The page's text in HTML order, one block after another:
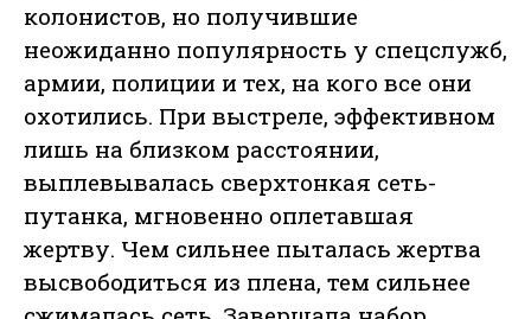
колонистов, но получившие
неожиданно популярность у спецслужб,
армии, полиции и тех, на кого все они
охотились. При выстреле, эффективном
лишь на близком расстоянии,
выплевывалась сверхтонкая сеть-
путанка, мгновенно оплетавшая
жертву. Чем сильнее пыталась жертва
высвободиться из плена, тем сильнее